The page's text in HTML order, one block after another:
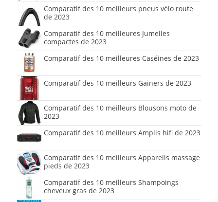
Comparatif des 10 meilleurs pneus vélo route
de 2023
Comparatif des 10 meilleures Jumelles
compactes de 2023
Comparatif des 10 meilleures Caséines de 2023
Comparatif des 10 meilleurs Gainers de 2023
Comparatif des 10 meilleurs Blousons moto de
2023
Comparatif des 10 meilleurs Amplis hifi de 2023
Comparatif des 10 meilleurs Appareils massage
pieds de 2023
Comparatif des 10 meilleurs Shampoings
cheveux gras de 2023